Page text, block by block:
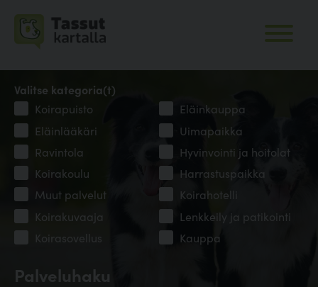
Palveluhaku
Valitse kategoria(t)
Koirapuisto
Eläinkauppa
Eläinlääkäri
Uimapaikka
Ravintola
Hyvinvointi ja hoitolat
Koirakoulu
Harrastuspaikka
Muut palvelut
Koirahotelli
Koirakuvaaja
Lenkkeily ja patikointi
Koirasovellus
Kauppa